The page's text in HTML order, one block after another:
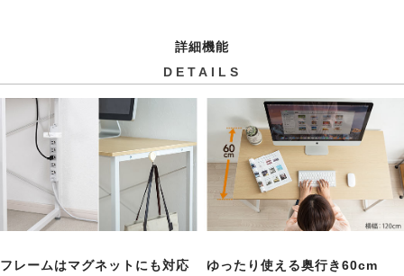
詳細機能
DETAILS
フレームはマグネットにも対応
ゆったり使える奥行き60cm